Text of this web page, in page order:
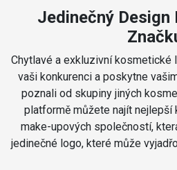
Jedinečný Design
Chytlavé a exkluzivní kosmetické
vaši konkurenci a poskytne
poznali od skupiny jiných
platformě můžete najít
make-upových společností,
jedinečné logo, které může